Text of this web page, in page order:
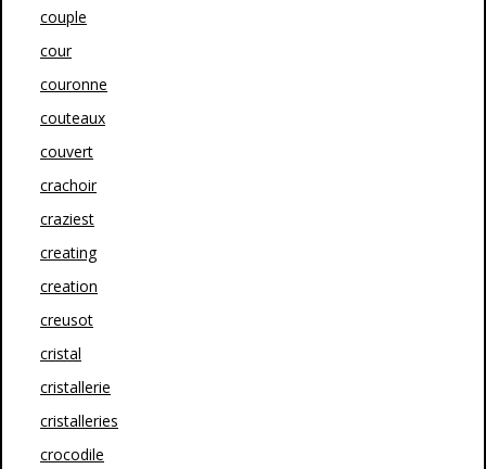
couple
cour
couronne
couteaux
couvert
crachoir
craziest
creating
creation
creusot
cristal
cristallerie
cristalleries
crocodile